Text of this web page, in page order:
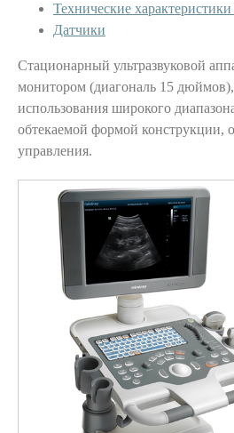
Технические
Датчики
Стационарный ультразвуковой
монитором (диагональ 15
использования широкого
обтекаемой формой конструкции,
управления.